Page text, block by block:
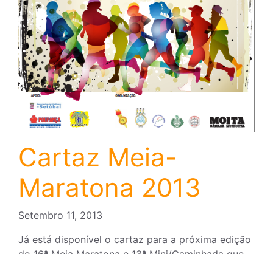
Cartaz Meia-
Maratona 2013
Setembro 11, 2013
Já está disponível o cartaz para a próxima edição